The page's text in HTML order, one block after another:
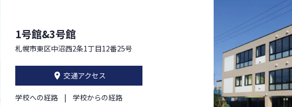
1号館&3号館
札幌市東区中沼西2条1丁目12番25号
交通アクセス
学校への経路 学校からの経路